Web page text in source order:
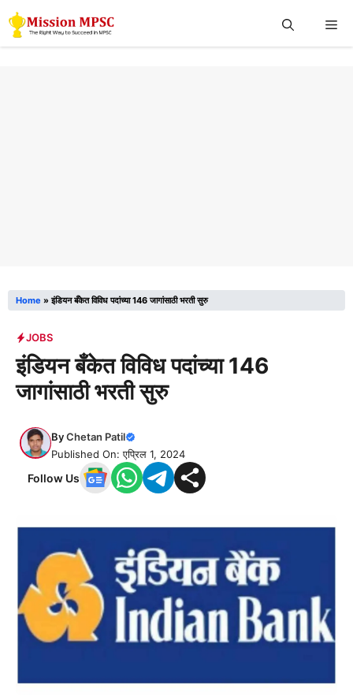
Skip
to
Home »इंडियन बँकेत विविध पदांच्या 146 जागांसाठी भरती सुरु
JOBS
इंडियन बँकेत विविध पदांच्या 146
जागांसाठी भरती सुरु
ByChetan Patil
Published On: एप्रिल 1, 2024
Follow Us